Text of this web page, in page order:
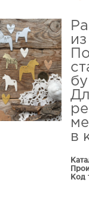
в
Код